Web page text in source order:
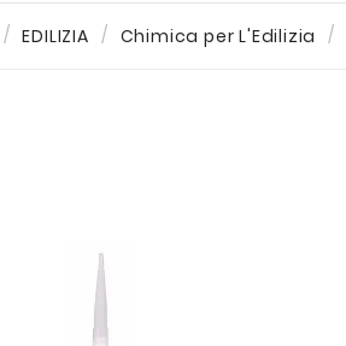
EDILIZIA Chimica per L'Edilizia